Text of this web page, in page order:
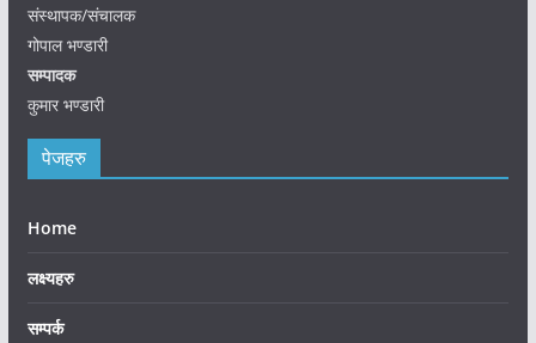
संस्थापक/संचालक
गोपाल भण्डारी
सम्पादक
कुमार भण्डारी
पेजहरु
Home
लक्ष्यहरु
सम्पर्क